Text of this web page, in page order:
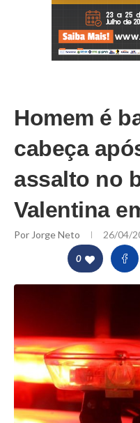
Homem é
cabeça
assalto no
Valentina
PorJorge Neto 26/04/
0